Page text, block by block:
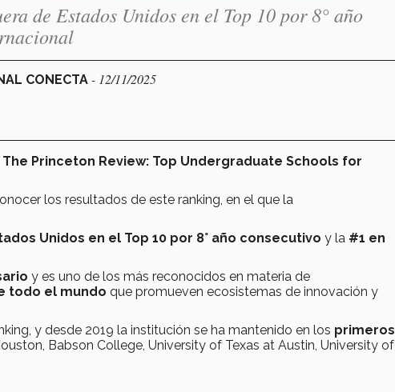
de Estados Unidos en el Top 10 por 8° año
CONECTA - 12/11/2025
The Princeton Review: Top Undergraduate Schools for
los resultados de este ranking, en el que la
Unidos en el Top 10 por 8° año consecutivo y la #1 en
y es uno de los más reconocidos en materia de
todo el mundo que promueven ecosistemas de innovación y
y desde 2019 la institución se ha mantenido en los primeros
Babson College, University of Texas at Austin, University of